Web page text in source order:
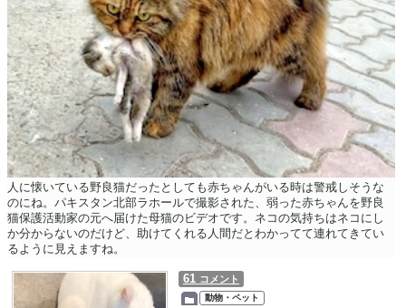
人に懐いている野良猫だったとしても赤ちゃんがいる時は警戒しそうな
のにね。パキスタン北部ラホールで撮影された、弱った赤ちゃんを野良
猫保護活動家の元へ届けた母猫のビデオです。ネコの気持ちはネコにし
か分からないのだけど、助けてくれる人間だとわかってて連れてきてい
るように見えますね。
61 コメント
動物・ペット